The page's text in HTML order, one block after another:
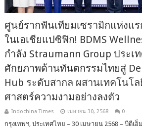
ศูนย์รากฟันเทียมเซรามิกแห่งแร
ในเอเชียแปซิฟิก! BDMS
กำลัง Straumann Group ประเ
ศักยภาพด้านทันตกรรมไทยสู่
Hub ระดับสากล ผสานเทคโนโ
ศาสตร์ความงามอย่างลงตัว
Indochina Times เมษายน 30, 2568 0
กรุงเทพฯ, ประเทศไทย – 30 เมษายน 2568 – บีดีเอ็